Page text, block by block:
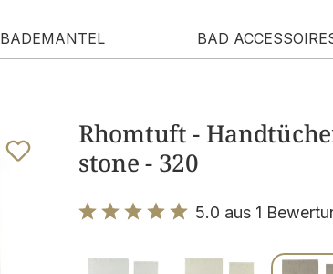
BADEMANTEL BAD
Rhomtuft -
stone - 320
5.0 aus 1